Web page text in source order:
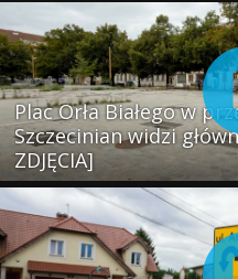
Plac Orła Białego w
Szczecinian widzi
ZDJĘCIA]